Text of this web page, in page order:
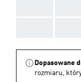
Dopasowane
rozmiaru,